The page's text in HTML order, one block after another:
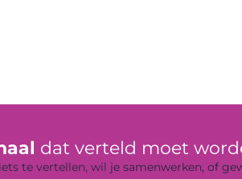
dat verteld moet
te vertellen, wil je samenwerken, of